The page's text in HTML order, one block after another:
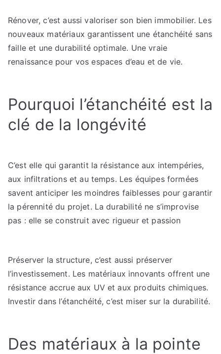
Rénover, c’est aussi valoriser son bien immobilier. Les
nouveaux matériaux garantissent une étanchéité sans
faille et une durabilité optimale. Une vraie
renaissance pour vos espaces d’eau et de vie.
Pourquoi l’étanchéité est la
clé de la longévité
C’est elle qui garantit la résistance aux intempéries,
aux infiltrations et au temps. Les équipes formées
savent anticiper les moindres faiblesses pour garantir
la pérennité du projet. La durabilité ne s’improvise
pas : elle se construit avec rigueur et passion
Préserver la structure, c’est aussi préserver
l’investissement. Les matériaux innovants offrent une
résistance accrue aux UV et aux produits chimiques.
Investir dans l’étanchéité, c’est miser sur la durabilité.
Des matériaux à la pointe